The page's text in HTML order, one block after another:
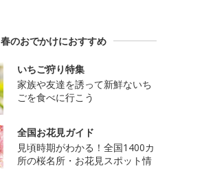
春のおでかけにおすすめ
いちご狩り特集
家族や友達を誘って新鮮ないち
ごを食べに行こう
全国お花見ガイド
見頃時期がわかる！全国1400カ
所の桜名所・お花見スポット情